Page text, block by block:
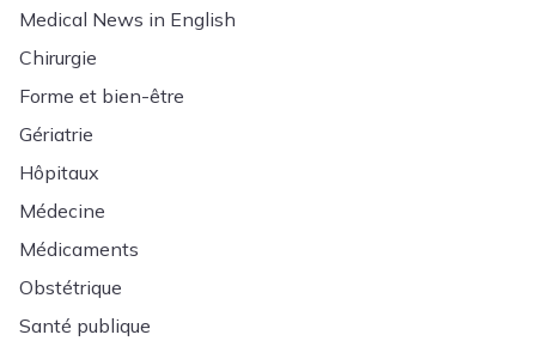
Medical News in English
Chirurgie
Forme et bien-être
Gériatrie
Hôpitaux
Médecine
Médicaments
Obstétrique
Santé publique